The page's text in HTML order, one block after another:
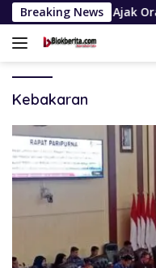
Langsung
ke
konten
Breaking News
Sumut Ajak Orangtua
Kebakaran